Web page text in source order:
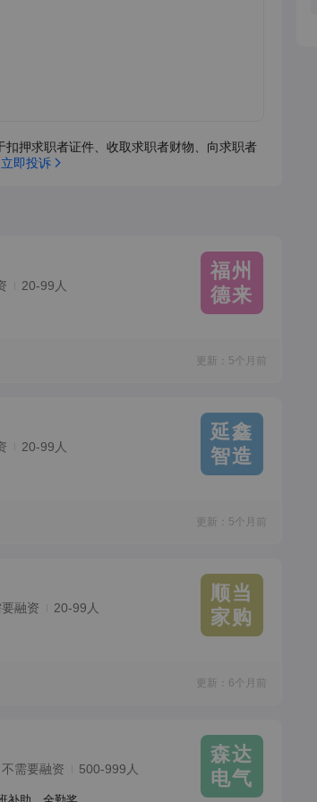
扣押求职者证件、收取求职者财物、向求职者
立即投诉
20-99人
福州
德来
更新：5个月前
20-99人
延鑫
智造
更新：5个月前
融资 20-99人
顺当
家购
更新：6个月前
不需要融资 500-999人
森达
电气